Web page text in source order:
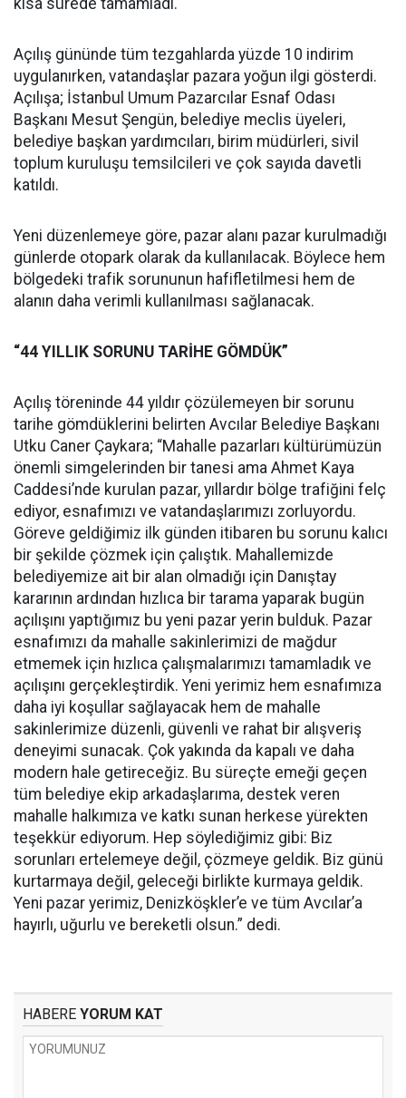
kısa sürede tamamladı.
Açılış gününde tüm tezgahlarda yüzde 10 indirim
uygulanırken, vatandaşlar pazara yoğun ilgi gösterdi.
Açılışa; İstanbul Umum Pazarcılar Esnaf Odası
Başkanı Mesut Şengün, belediye meclis üyeleri,
belediye başkan yardımcıları, birim müdürleri, sivil
toplum kuruluşu temsilcileri ve çok sayıda davetli
katıldı.
Yeni düzenlemeye göre, pazar alanı pazar kurulmadığı
günlerde otopark olarak da kullanılacak. Böylece hem
bölgedeki trafik sorununun hafifletilmesi hem de
alanın daha verimli kullanılması sağlanacak.
“44 YILLIK SORUNU TARİHE GÖMDÜK”
Açılış töreninde 44 yıldır çözülemeyen bir sorunu
tarihe gömdüklerini belirten Avcılar Belediye Başkanı
Utku Caner Çaykara; “Mahalle pazarları kültürümüzün
önemli simgelerinden bir tanesi ama Ahmet Kaya
Caddesi’nde kurulan pazar, yıllardır bölge trafiğini felç
ediyor, esnafımızı ve vatandaşlarımızı zorluyordu.
Göreve geldiğimiz ilk günden itibaren bu sorunu kalıcı
bir şekilde çözmek için çalıştık. Mahallemizde
belediyemize ait bir alan olmadığı için Danıştay
kararının ardından hızlıca bir tarama yaparak bugün
açılışını yaptığımız bu yeni pazar yerin bulduk. Pazar
esnafımızı da mahalle sakinlerimizi de mağdur
etmemek için hızlıca çalışmalarımızı tamamladık ve
açılışını gerçekleştirdik. Yeni yerimiz hem esnafımıza
daha iyi koşullar sağlayacak hem de mahalle
sakinlerimize düzenli, güvenli ve rahat bir alışveriş
deneyimi sunacak. Çok yakında da kapalı ve daha
modern hale getireceğiz. Bu süreçte emeği geçen
tüm belediye ekip arkadaşlarıma, destek veren
mahalle halkımıza ve katkı sunan herkese yürekten
teşekkür ediyorum. Hep söylediğimiz gibi: Biz
sorunları ertelemeye değil, çözmeye geldik. Biz günü
kurtarmaya değil, geleceği birlikte kurmaya geldik.
Yeni pazar yerimiz, Denizköşkler’e ve tüm Avcılar’a
hayırlı, uğurlu ve bereketli olsun.” dedi.
HABERE YORUM KAT